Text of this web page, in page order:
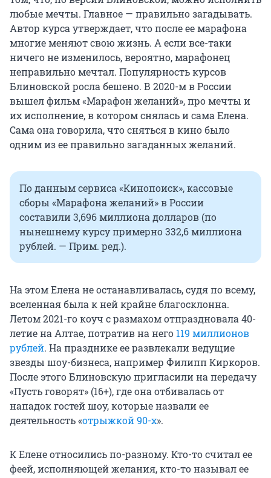
любые мечты. Главное — правильно загадывать.
Автор курса утверждает, что после ее марафона
многие меняют свою жизнь. А если все-таки
ничего не изменилось, вероятно, марафонец
неправильно мечтал. Популярность курсов
Блиновской росла бешено. В 2020-м в России
вышел фильм «Марафон желаний», про мечты и
их исполнение, в котором снялась и сама Елена.
Сама она говорила, что сняться в кино было
одним из ее правильно загаданных желаний.
По данным сервиса «Кинопоиск», кассовые
сборы «Марафона желаний» в России
составили 3,696 миллиона долларов (по
нынешнему курсу примерно 332,6 миллиона
рублей. — Прим. ред.).
На этом Елена не останавливалась, судя по всему,
вселенная была к ней крайне благосклонна.
Летом 2021-го коуч с размахом отпраздновала 40-
летие на Алтае, потратив на него 119 миллионов
рублей. На празднике ее развлекали ведущие
звезды шоу-бизнеса, например Филипп Киркоров.
После этого Блиновскую пригласили на передачу
«Пусть говорят» (16+), где она отбивалась от
нападок гостей шоу, которые назвали ее
деятельность «отрыжкой 90-х».
К Елене относились по-разному. Кто-то считал ее
феей, исполняющей желания, кто-то называл ее